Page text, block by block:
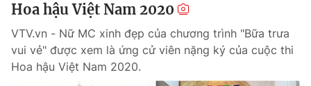
Hoa hậu Việt Nam 2020
VTV.vn - Nữ MC xinh đẹp của chương trình "Bữa trưa
vui vẻ" được xem là ứng cử viên nặng ký của cuộc thi
Hoa hậu Việt Nam 2020.